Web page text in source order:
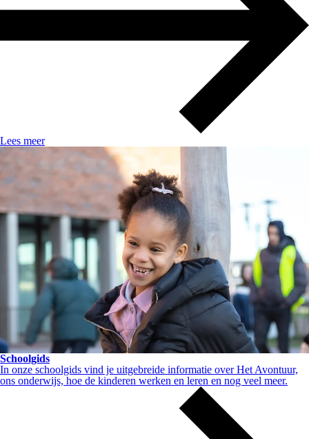
Lees meer
Schoolgids
In onze schoolgids vind je uitgebreide informatie over Het Avontuur,
ons onderwijs, hoe de kinderen werken en leren en nog veel meer.